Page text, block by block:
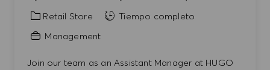
Categoría
Retail Store
Tiempo completo
Management
Join our team as an Assistant Manager at HUGO